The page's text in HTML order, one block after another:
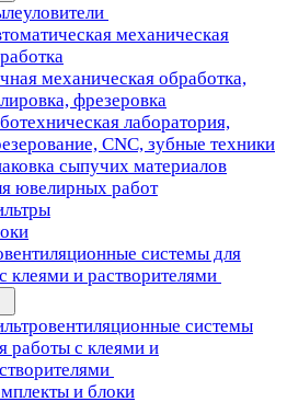
механическая
механическая обработка,
фрезеровка
лаборатория,
CNC, зубные техники
сыпучих материалов
ювелирных работ
системы для
клеями и растворителями
системы
работы с клеями и
и блоки